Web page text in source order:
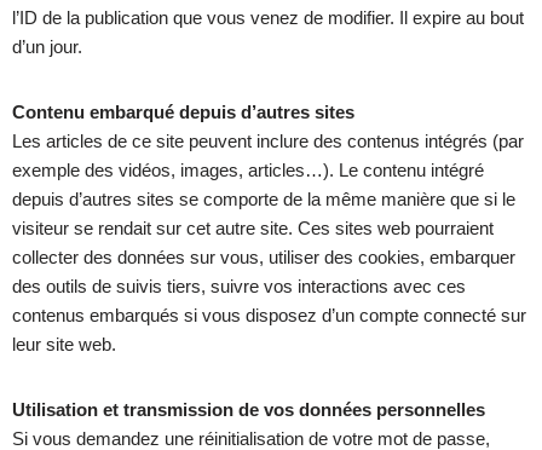
l’ID de la publication que vous venez de modifier. Il expire au bout
d’un jour.
Contenu embarqué depuis d’autres sites
Les articles de ce site peuvent inclure des contenus intégrés (par
exemple des vidéos, images, articles…). Le contenu intégré
depuis d’autres sites se comporte de la même manière que si le
visiteur se rendait sur cet autre site. Ces sites web pourraient
collecter des données sur vous, utiliser des cookies, embarquer
des outils de suivis tiers, suivre vos interactions avec ces
contenus embarqués si vous disposez d’un compte connecté sur
leur site web.
Utilisation et transmission de vos données personnelles
Si vous demandez une réinitialisation de votre mot de passe,